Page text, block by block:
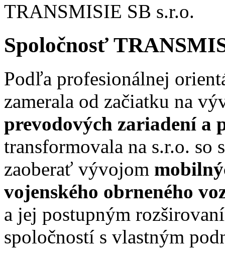
TRANSMISIE SB s.r.o.
Spoločnosť
Podľa profesionálnej
zamerala od začiatku na
prevodových zariadení a
transformovala na s.r.o. so
zaoberať vývojom
vojenského obrneného
a jej postupným
spoločností s vlastným